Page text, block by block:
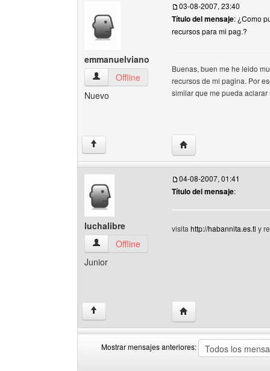
emmanuelviano
emmanuelviano Ver perfil del usuario
Offline
Nuevo
03-08-2007, 23:40
Título del mensaje: ¿Como
recursos para mi pag.?
Buenas, buen me he leido
recursos de mi pagina. Por
similar que me pueda
↑ Visitar sitio web del
luchalibre
luchalibre Ver perfil del usuario
Offline
Junior
04-08-2007, 01:41
Título del mensaje:
visita http://habannita.es.tl y
↑ Visitar sitio web del
Mostrar mensajes anteriores: